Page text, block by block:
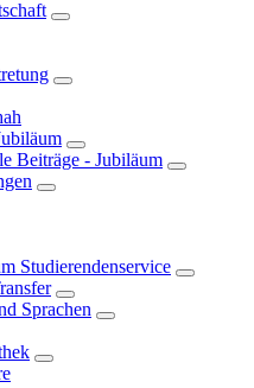
Beiträge - Jubiläum
Studierendenservice
Sprachen